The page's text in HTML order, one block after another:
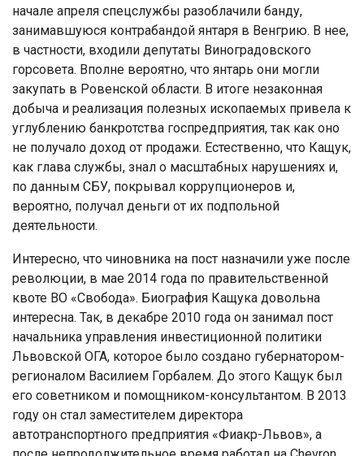
начале апреля спецслужбы разоблачили банду,
занимавшуюся контрабандой янтаря в Венгрию. В нее,
в частности, входили депутаты Виноградовского
горсовета. Вполне вероятно, что янтарь они могли
закупать в Ровенской области. В итоге незаконная
добыча и реализация полезных ископаемых привела к
углублению банкротства госпредприятия, так как оно
не получало доход от продажи. Естественно, что Кащук,
как глава службы, знал о масштабных нарушениях и,
по данным СБУ, покрывал коррупционеров и,
вероятно, получал деньги от их подпольной
деятельности.
Интересно, что чиновника на пост назначили уже после
революции, в мае 2014 года по правительственной
квоте ВО «Свобода». Биография Кащука довольна
интересна. Так, в декабре 2010 года он занимал пост
начальника управления инвестиционной политики
Львовской ОГА, которое было создано губернатором-
регионалом Василием Горбалем. До этого Кащук был
его советником и помощником-консультантом. В 2013
году он стал заместителем директора
автотранспортного предприятия «Фиакр-Львов», а